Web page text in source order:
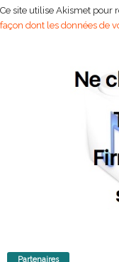
Ce site utilise Akismet pour
façon dont les données de
Partenaires